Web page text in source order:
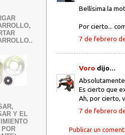
Bellísima la
Por cierto...
7 de febrero
Voro dijo...
Es cierto que
Ah, por cierto,
7 de febrero
Publicar un
Y EL
POR